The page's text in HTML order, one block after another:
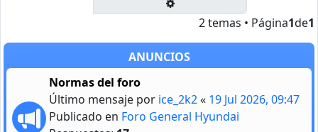
2 temas • Página1de1
ANUNCIOS
Normas del foro
Último mensaje por ice_2k2« 19 Jul 2026, 09:47
Publicado en Foro General Hyundai